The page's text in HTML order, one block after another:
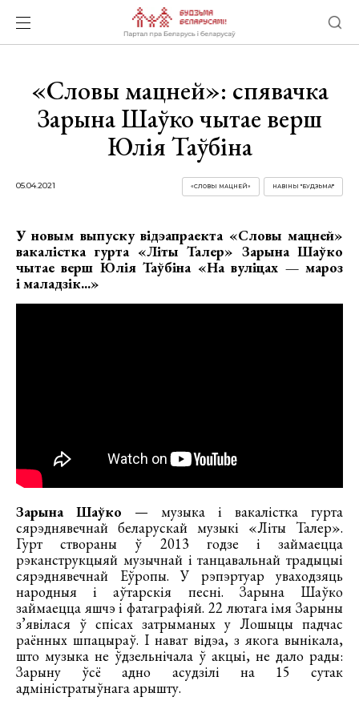
«Словы мацней»: спявачка
Зарына Шаўко чытае верш
Юлія Таўбіна
05.04.2021 НАВІНЫ "БУДЗЬМА!"
«СЛОВЫ МАЦНЕЙ»
У новым выпуску відэапраекта «Словы мацней»
вакалістка гурта «Літы Талер» Зарына Шаўко
чытае верш Юлія Таўбіна «На вуліцах — мароз
і маладзік...»
Зарына Шаўко — музыка і вакалістка гурта
сярэднявечнай беларускай музыкі «Літы Талер».
Гурт створаны ў 2013 годзе і займаецца
рэканструкцыяй музычнай і танцавальнай традыцыі
сярэднявечнай Еўропы. У рэпэртуар уваходзяць
народныя і аўтарскія песні. Зарына Шаўко
займаецца яшчэ і фатаграфіяй. 22 лютага імя Зарыны
з’явілася ў спісах затрыманых у Лошыцы падчас
раённых шпацыраў. І нават відэа, з якога вынікала,
што музыка не ўдзельнічала ў акцыі, не дало рады:
Зарыну ўсё адно асудзілі на 15 сутак
адміністратыўнага арышту.